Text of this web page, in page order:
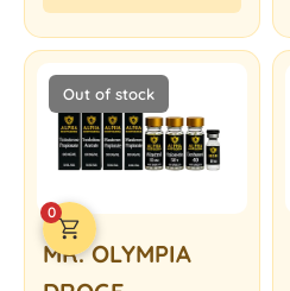
Out of stock
MR. OLYMPIA
0